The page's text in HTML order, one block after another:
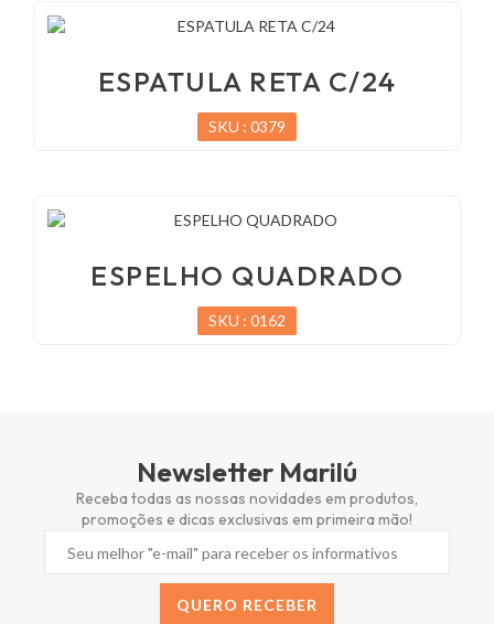
ESPATULA RETA C/24
SKU : 0379
ESPELHO QUADRADO
SKU : 0162
Newsletter Marilú
Receba todas as nossas novidades em produtos,
promoções e dicas exclusivas em primeira mão!
QUERO RECEBER